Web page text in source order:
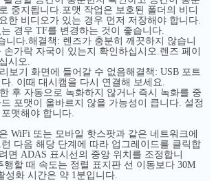
중지됩니다 포맷 작업은 보호된 폴더의 비디
한 비디오가 있는 경우 먼저 저장해야 합니다
경우 TF를 변경하는 것이 좋습니다
니다 해결책 : 렌즈가 충분히 깨끗하지 않습니
손가락 자국이 있는지 확인하십시오 렌즈 페이
시오
보기 화면에 들어갈 수 없음해결책 : USB 포트
이때 대시캠을 다시 연결해 보세요
후 자동으로 녹화하지 않거나 즉시 녹화를 중
드 포맷이 올바르지 않을 가능성이 큽니다 설정
맷해야 합니다
WiFi 또는 모바일 핫스팟과 같은 네트워크에
런 다음 해당 단계에 따라 업그레이드를 클릭합
면 ADAS 표시선의 중앙 위치를 조정합니
행할 때 속도는 정렬 표지판 선 이동보다 30M
성화 시간은 약 1 분입니다